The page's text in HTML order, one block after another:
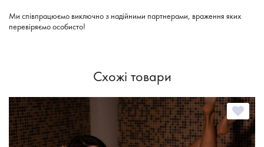
Ми співпрацюємо виключно з надійними партнерами, враження яких
перевіряємо особисто!
Схожі товари